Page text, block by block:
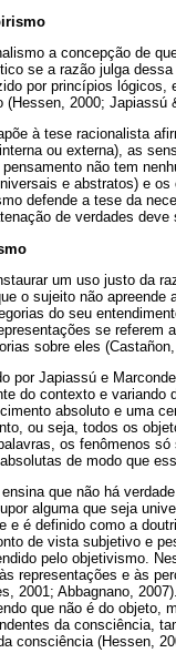
a concepção de
se a razão julga
por princípios
(Hessen, 2000; Japiassú
à tese racionalista
ou externa), as
não tem
e abstratos) e
defende a tese da
de verdades deve
um uso justo da
o sujeito não
do seu
se referem
sobre eles (Castañon,
por Japiassú e
do contexto e
absoluto e uma
ou seja, todos os
os fenômenos
de modo que
que não há
alguma que seja
e é definido como a
de vista subjetivo e
pelo objetivismo.
representações e às
2001; Abbagnano,
que não é do objeto,
da consciência,
consciência (Hessen,